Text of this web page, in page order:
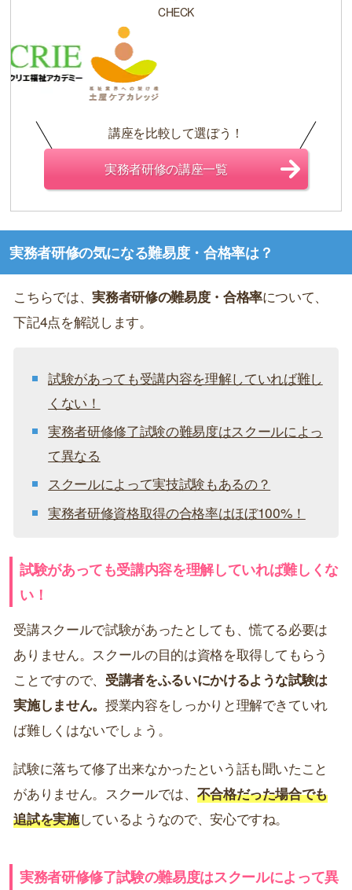
CHECK
講座を比較して選ぼう！
実務者研修の講座一覧
実務者研修の気になる難易度・合格率は？
こちらでは、実務者研修の難易度・合格率について、
下記4点を解説します。
試験があっても受講内容を理解していれば難し
くない！
実務者研修修了試験の難易度はスクールによっ
て異なる
スクールによって実技試験もあるの？
実務者研修資格取得の合格率はほぼ100%！
試験があっても受講内容を理解していれば難しくな
い！
受講スクールで試験があったとしても、慌てる必要は
ありません。スクールの目的は資格を取得してもらう
ことですので、 受講者をふるいにかけるような試験は
実施しません。授業内容をしっかりと理解できていれ
ば難しくはないでしょう。
試験に落ちて修了出来なかったという話も聞いたこと
がありません。スクールでは、 不合格だった場合でも
追試を実施しているようなので、安心ですね。
実務者研修修了試験の難易度はスクールによって異